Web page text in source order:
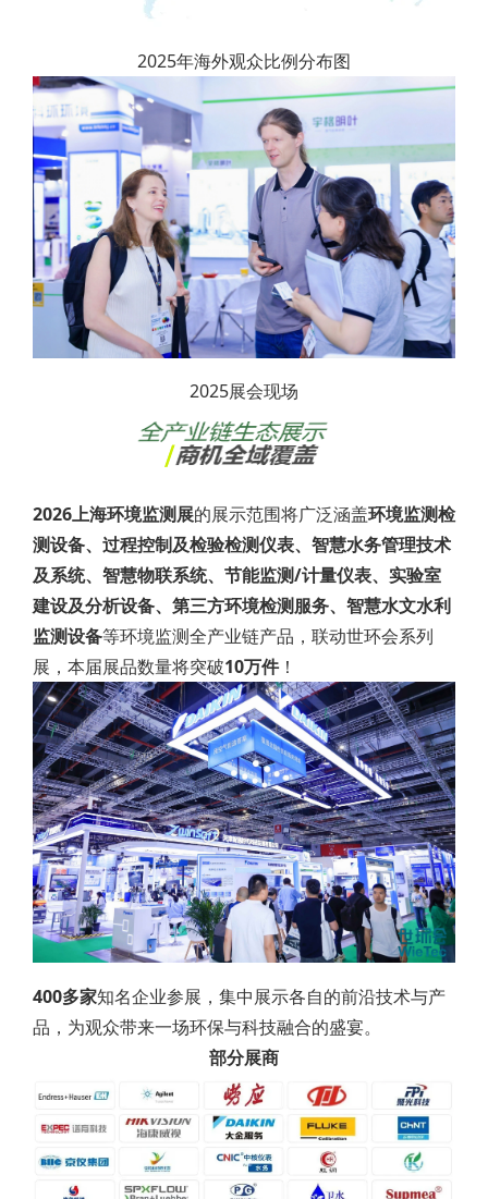
2025年海外观众比例分布图
2025展会现场
2026上海环境监测展的展示范围将广泛涵盖环境监测检
测设备、过程控制及检验检测仪表、智慧水务管理技术
及系统、智慧物联系统、节能监测/计量仪表、实验室
建设及分析设备、第三方环境检测服务、智慧水文水利
监测设备等环境监测全产业链产品，联动世环会系列
展，本届展品数量将突破10万件！
400多家知名企业参展，集中展示各自的前沿技术与产
品，为观众带来一场环保与科技融合的盛宴。
部分展商